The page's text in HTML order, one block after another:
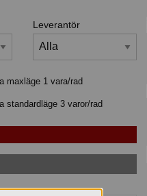
Leverantör
vara/rad
maxläge 1 vara/rad
standardläge 3 varor/rad